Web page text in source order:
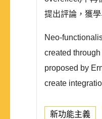
提出評論，獲
Neo-
created
proposed by
create
新功能主義